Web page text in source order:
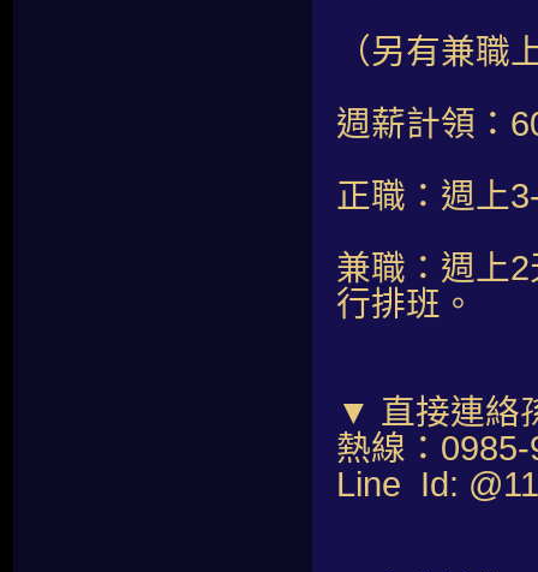
（另有兼職
週薪計領：
正職：週上
兼職：週上
行排班。
▼ 直接連絡
熱線：
Line Id: